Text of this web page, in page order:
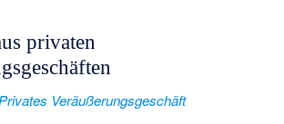
privaten
Veräußerungsgeschäft